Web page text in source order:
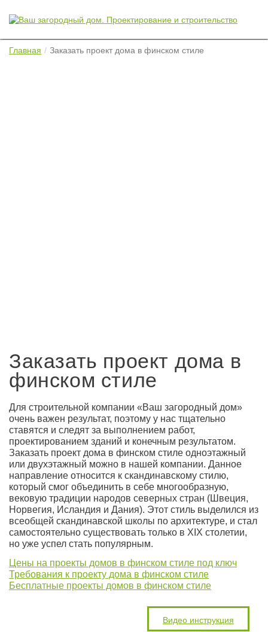
Главная Заказать проект дома в финском стиле
Заказать проект дома в
финском стиле
Для строительной компании «Ваш загородный дом»
очень важен результат, поэтому у нас тщательно
ставятся и следят за выполнением работ,
проектированием зданий и конечным результатом.
Заказать проект дома в финском стиле одноэтажный
или двухэтажный можно в нашей компании. Данное
направление относится к скандинавскому стилю,
который смог объединить в себе многообразную,
вековую традиции народов северных стран (Швеция,
Норвегия, Исландия и Дания). Этот стиль выделился из
всеобщей скандинавской школы по архитектуре, и стал
самостоятельно существовать только в XIX столетии,
но уже успел стать популярным.
Цены на проекты домов в финском стиле под ключ
Требования к проекту дома в финском стиле
Бесплатные проекты домов в финском стиле
Видео инструкция